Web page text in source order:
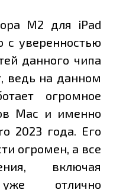
M2 для iPad
уверенностью
данного чипа
ведь на данном
огромное
Mac и именно
2023 года. Его
огромен, а все
включая
уже отлично